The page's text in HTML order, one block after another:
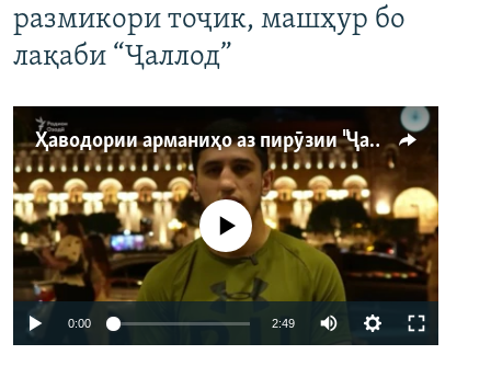
размикори тоҷик, машҳур бо
лақаби “Ҷаллод”
Ҳаводории арманиҳо аз пирӯзии "Ҷаллод"-и тоҷик
Феълан кор намекунад
0:00 2:49